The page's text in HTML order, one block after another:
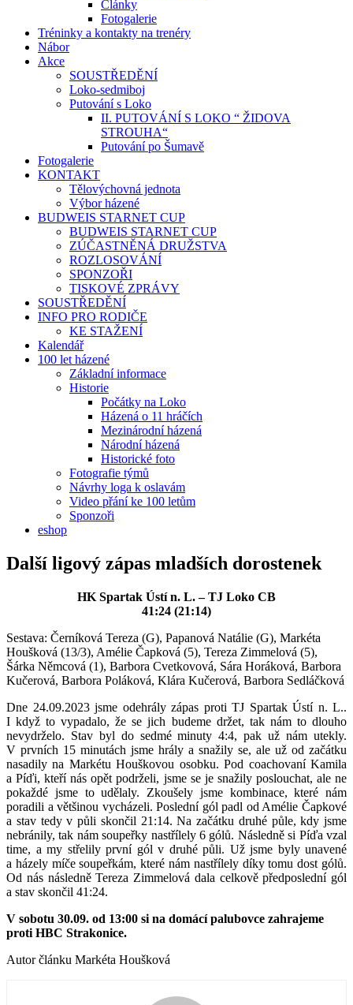
Články
Fotogalerie
Tréninky a kontakty na trenéry
Nábor
Akce
SOUSTŘEDĚNÍ
Loko-sedmiboj
Putování s Loko
II. PUTOVÁNÍ S LOKO “ ŽIDOVA
STROUHA“
Putování po Šumavě
Fotogalerie
KONTAKT
Tělovýchovná jednota
Výbor házené
BUDWEIS STARNET CUP
BUDWEIS STARNET CUP
ZÚČASTNĚNÁ DRUŽSTVA
ROZLOSOVÁNÍ
SPONZOŘI
TISKOVÉ ZPRÁVY
SOUSTŘEDĚNÍ
INFO PRO RODIČE
KE STAŽENÍ
Kalendář
100 let házené
Základní informace
Historie
Počátky na Loko
Házená o 11 hráčích
Mezinárodní házená
Národní házená
Historické foto
Fotografie týmů
Návrhy loga k oslavám
Video přání ke 100 letům
Sponzoři
eshop
Další ligový zápas mladších dorostenek
HK Spartak Ústí n. L. – TJ Loko CB
41:24 (21:14)
Sestava: Černíková Tereza (G), Papanová Natálie (G), Markéta
Houšková (13/3), Amélie Čapková (5), Tereza Zimmelová (5),
Šárka Němcová (1), Barbora Cvetkovová, Sára Horáková, Barbora
Kučerová, Barbora Poláková, Klára Kučerová, Barbora Sedláčková
Dne 24.09.2023 jsme odehrály zápas proti TJ Spartak Ústí n. L..
I když to vypadalo, že se jich budeme držet, tak nám to dlouho
nevydrželo. Stav byl do sedmé minuty 4:4, pak už nám utekly.
V prvních 15 minutách jsme hrály a snažily se, ale už od začátku
nasadily na Markétu Houškovou osobku. Pod coachovaní Kamila
a Píďi, kteří nás opět podrželi, jsme se je snažily poslouchat, ale ne
pokaždé jsme to udělaly. Zkoušely jsme kombinace, které nám
poradili a většinou vycházeli. Poslední gól padl od Amélie Čapkové
a stav tedy v půli skončil 21:14. Na začátku druhé půle, kdy jsme
nebránily, tak nám soupeřky nastřílely 6 gólů. Následně si Píďa vzal
time, a my střelily první gól v druhé půli. Už jsme byly unavené
a házely míče soupeřkám, které nám nastřílely díky tomu dost gólů.
Od nás následně Tereza Zimmelová dala celkově předposlední gól
a stav skončil 41:24.
V sobotu 30.09. od 13:00 si na domácí palubovce zahrajeme
proti HBC Strakonice.
Autor článku Markéta Houšková